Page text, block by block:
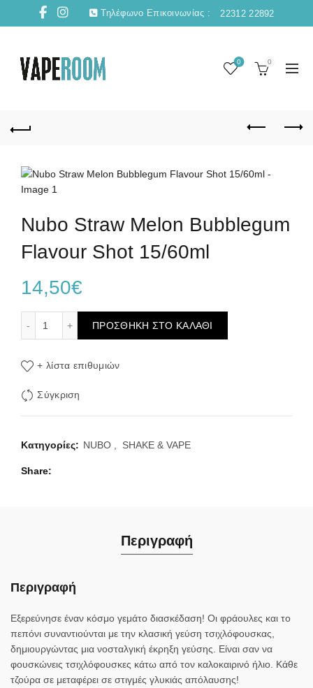
Τηλέφωνο Επικοινωνίας : 22312 22892
0 0
Nubo Straw Melon Bubblegum
Flavour Shot 15/60ml
14,50€
ΠΡΟΣΘΉΚΗ ΣΤΟ ΚΑΛΆΘΙ
+ λίστα επιθυμιών
Σύγκριση
Κατηγορίες: NUBO SHAKE & VAPE
Share
Περιγραφή
Περιγραφή
Εξερεύνησε έναν κόσμο γεμάτο διασκέδαση! Οι φράουλες και το
πεπόνι συναντιούνται με την κλασική γεύση τσιχλόφουσκας,
δημιουργώντας μια νοσταλγική έκρηξη γεύσης. Είναι σαν να
φουσκώνεις τσιχλόφουσκες κάτω από τον καλοκαιρινό ήλιο. Κάθε
τζούρα σε μεταφέρει σε στιγμές γλυκιάς απόλαυσης!